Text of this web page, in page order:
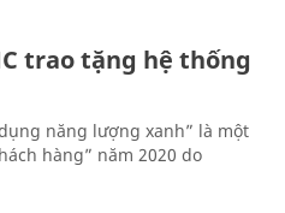
trao tặng hệ thống
năng lượng xanh” là một
hàng” năm 2020 do